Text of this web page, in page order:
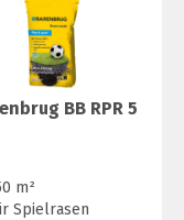
BB RPR 5
m²
Spielrasen